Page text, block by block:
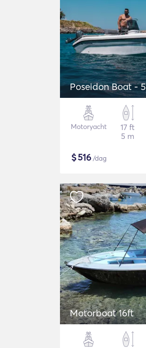
Poseidon Boat -
Motoryacht
17 ft
5 m
$516/dag
Motorboat 16ft